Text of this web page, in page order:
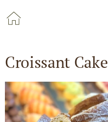
Croissant Cake